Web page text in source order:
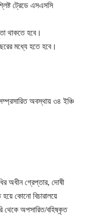
ট্রেডে এসএসসি
থাকতে হবে।
মধ্যে হতে হবে।
অবস্থায় ৩৪ ইঞ্চি
অধীন গ্রেপ্তার, দোষী
কোনো বিচারালয়ে
থেকে অপসারিত/বহিষ্কৃত